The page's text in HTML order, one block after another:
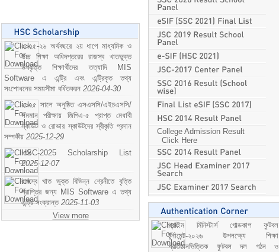
২০২৫-২৬ অর্থবছরে ২য় ধাপে মাধ্যমিক ও
উচ্চ শিক্ষা অধিদপ্তরের রাজস্ব খাতভুক্ত
উপবৃত্তি শিক্ষার্থীদের তত্যাদি MIS
Software এ এন্ট্রি এবং এন্ট্রিকৃত তথ্য
সংশোধনের সময়সীমা বর্ধিতকরন 2026-04-30
২০২৫ সালে অনুষ্ঠিত এসএসসি/এইচএসসি/
সমমান পরীক্ষায় জিপিএ-৫ প্রাপ্ত মেধাবী
স্কাউট ও রোভার স্কাউটদের স্বীকৃতি প্রদান
সম্পর্কীয় 2025-12-29
HSC-2025 Scholarship List
2025-12-07
রাজস্ব খাত ভুক্ত বিভিন্ন শ্রেনীতে বৃত্তি
প্রাপ্তির জন্য MIS Software এ তথ্য
এন্ট্রি সংক্রান্ত 2025-11-03
View more
College Admission Result
Click Here
প্রাইম মিনিস্টার্স গোল্ডকাপ ফুটবল
টুর্নামেন্ট-২০২৬ উপলক্ষ্যে শিক্ষা
প্রতিষ্ঠানভিত্তিক ফুটবল দল গঠন ও